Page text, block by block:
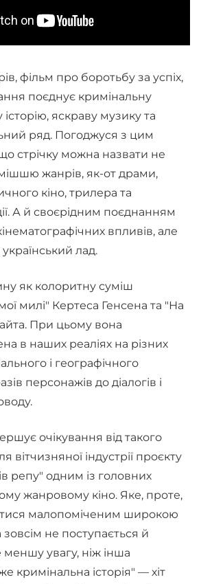
фільм про боротьбу за успіх,
поєднує кримінальну
яскраву музику та
ряд. Погоджуся з цим
стрічку можна назвати не
жанрів, як-от драми,
кіно, трилера та
А й своєрідним поєднанням
впливів, але
лад.
як колоритну суміш
милі" Кертеса Генсена та "На
При цьому вона
в наших реаліях на різних
і географічного
персонажів до діалогів і
очікування від такого
вітчизняної індустрії проєкту
репу" одним із головних
жанровому кіно. Яке, проте,
малопоміченим широкою
не поступається й
меншу увагу, ніж інша
кримінальна історія" — хіт